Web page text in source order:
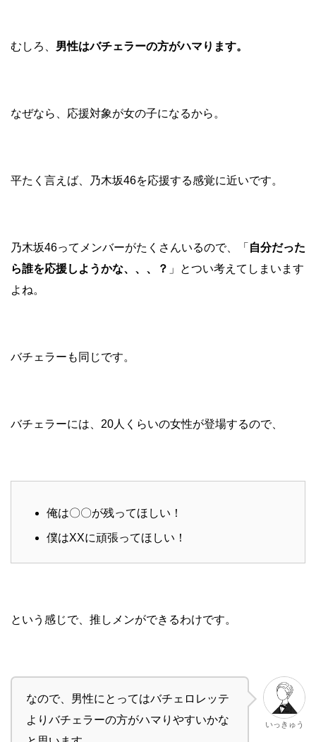
むしろ、 男性はバチェラーの方がハマります。
なぜなら、応援対象が女の子になるから。
平たく言えば、乃木坂46を応援する感覚に近いです。
乃木坂46ってメンバーがたくさんいるので、「 自分だった
ら誰を応援しようかな、、、？ 」とつい考えてしまいます
よね。
バチェラーも同じです。
バチェラーには、20人くらいの女性が登場するので、
俺は〇〇が残ってほしい！
僕はXXに頑張ってほしい！
という感じで、推しメンができるわけです。
なので、男性にとってはバチェロレッテ
よりバチェラーの方がハマりやすいかな
いっきゅう